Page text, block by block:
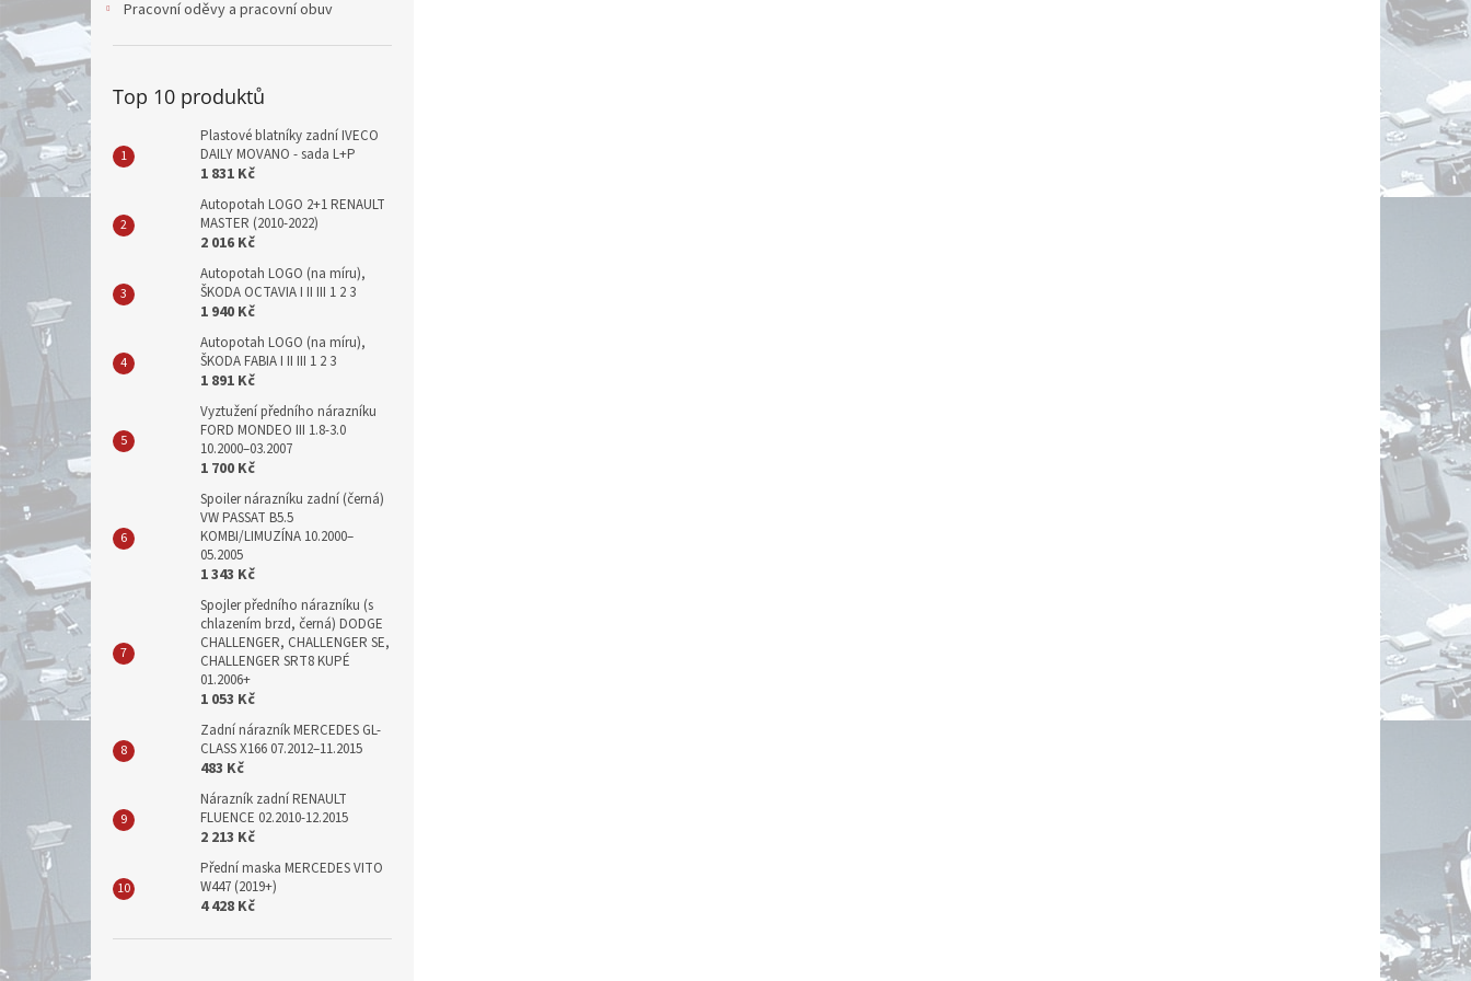
Pracovní oděvy a pracovní obuv
Top 10 produktů
Plastové blatníky zadní IVECO
DAILY MOVANO - sada L+P
1 831 Kč
Autopotah LOGO 2+1 RENAULT
MASTER (2010-2022)
2 016 Kč
Autopotah LOGO (na míru),
ŠKODA OCTAVIA I II III 1 2 3
1 940 Kč
Autopotah LOGO (na míru),
ŠKODA FABIA I II III 1 2 3
1 891 Kč
Vyztužení předního nárazníku
FORD MONDEO III 1.8-3.0
10.2000–03.2007
1 700 Kč
Spoiler nárazníku zadní (černá)
VW PASSAT B5.5
KOMBI/LIMUZÍNA 10.2000–
05.2005
1 343 Kč
Spojler předního nárazníku (s
chlazením brzd, černá) DODGE
CHALLENGER, CHALLENGER SE,
CHALLENGER SRT8 KUPÉ
01.2006+
1 053 Kč
Zadní nárazník MERCEDES GL-
CLASS X166 07.2012–11.2015
483 Kč
Nárazník zadní RENAULT
FLUENCE 02.2010-12.2015
2 213 Kč
Přední maska MERCEDES VITO
W447 (2019+)
4 428 Kč